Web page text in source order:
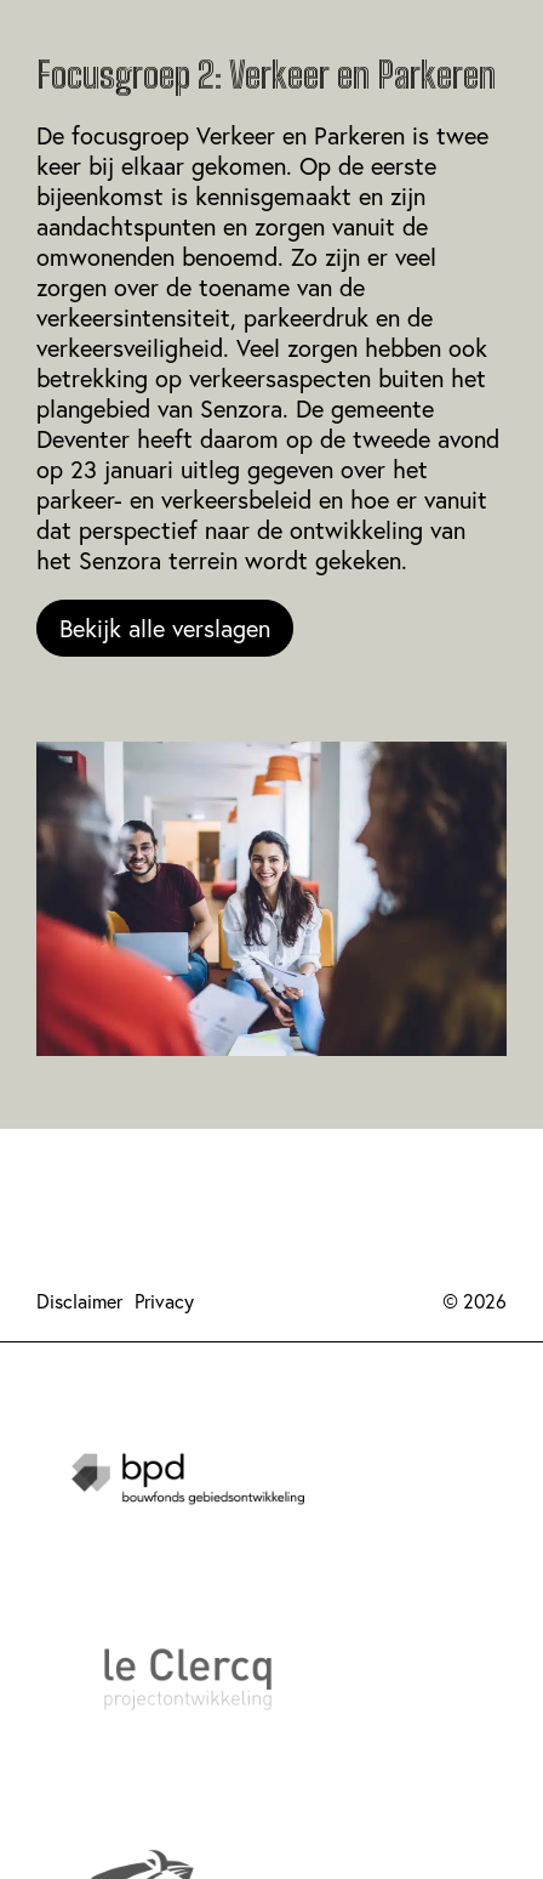
Focusgroep 2: Verkeer en Parkeren
De focusgroep Verkeer en Parkeren is twee
keer bij elkaar gekomen. Op de eerste
bijeenkomst is kennisgemaakt en zijn
aandachtspunten en zorgen vanuit de
omwonenden benoemd. Zo zijn er veel
zorgen over de toename van de
verkeersintensiteit, parkeerdruk en de
verkeersveiligheid. Veel zorgen hebben ook
betrekking op verkeersaspecten buiten het
plangebied van Senzora. De gemeente
Deventer heeft daarom op de tweede avond
op 23 januari uitleg gegeven over het
parkeer- en verkeersbeleid en hoe er vanuit
dat perspectief naar de ontwikkeling van
het Senzora terrein wordt gekeken.
Bekijk alle verslagen
Disclaimer Privacy © 2026